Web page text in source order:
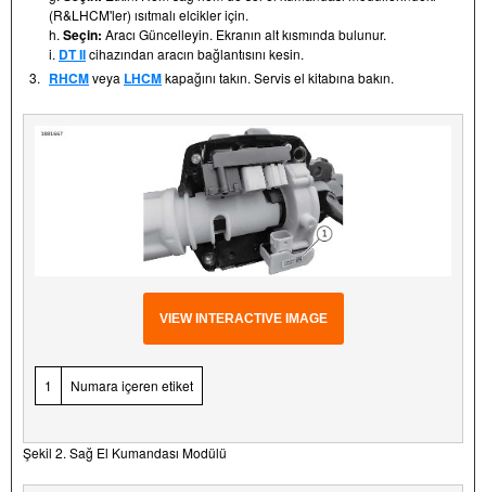
(R&LHCM'ler) ısıtmalı elcikler için.
h. Seçin: Aracı Güncelleyin. Ekranın alt kısmında bulunur.
i. DT IIcihazından aracın bağlantısını kesin.
3. RHCMveya LHCMkapağını takın. Servis el kitabına bakın.
VIEW INTERACTIVE IMAGE
1 Numara içeren etiket
Şekil 2. Sağ El Kumandası Modülü